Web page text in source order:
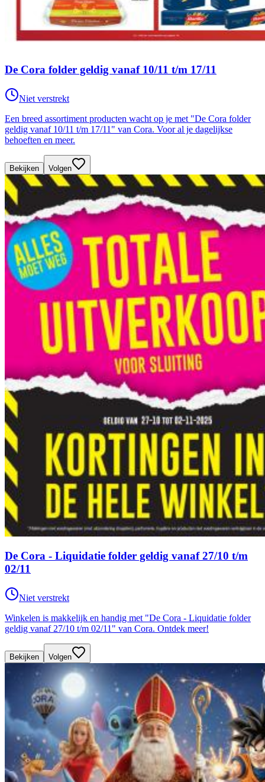
De Cora folder geldig vanaf 10/11 t/m 17/11
Niet verstrekt
Een breed assortiment producten wacht op je met "De Cora folder
geldig vanaf 10/11 t/m 17/11" van Cora. Voor al je dagelijkse
behoeften en meer.
Bekijken Volgen
De Cora - Liquidatie folder geldig vanaf 27/10 t/m
02/11
Niet verstrekt
Winkelen is makkelijk en handig met "De Cora - Liquidatie folder
geldig vanaf 27/10 t/m 02/11" van Cora. Ontdek meer!
Bekijken Volgen